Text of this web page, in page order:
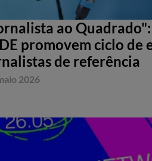
ao
promovem ciclo de
de referência
2026